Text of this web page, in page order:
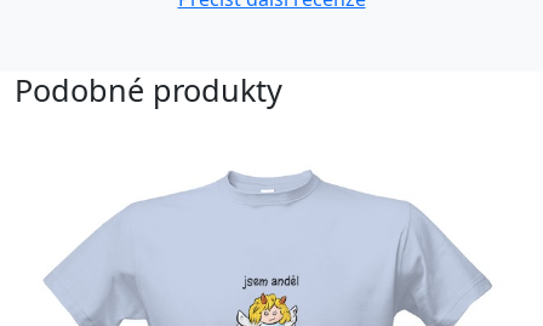
Podobné produkty
Upravitelný text